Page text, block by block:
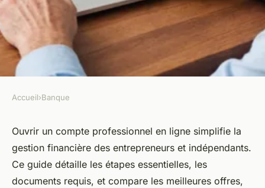
Ouvrir un compte pro en ligne
: guide pratique et astuces
incontournables
Accueil›Banque
Ouvrir un compte professionnel en ligne simplifie la
gestion financière des entrepreneurs et indépendants.
Ce guide détaille les étapes essentielles, les
documents requis, et compare les meilleures offres,